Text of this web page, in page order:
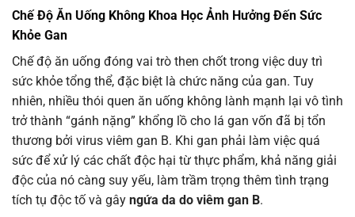
Chế Độ Ăn Uống Không Khoa Học Ảnh Hưởng Đến Sức
Khỏe Gan
Chế độ ăn uống đóng vai trò then chốt trong việc duy trì
sức khỏe tổng thể, đặc biệt là chức năng của gan. Tuy
nhiên, nhiều thói quen ăn uống không lành mạnh lại vô tình
trở thành “gánh nặng” khổng lồ cho lá gan vốn đã bị tổn
thương bởi virus viêm gan B. Khi gan phải làm việc quá
sức để xử lý các chất độc hại từ thực phẩm, khả năng giải
độc của nó càng suy yếu, làm trầm trọng thêm tình trạng
tích tụ độc tố và gây ngứa da do viêm gan B.